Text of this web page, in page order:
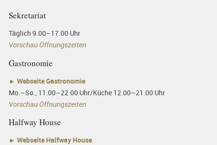
Sekretariat
Täglich 9.00–17.00 Uhr
Vorschau Öffnungszeiten
Gastronomie
► Webseite Gastronomie
Mo.–So., 11.00–22.00 Uhr/Küche 12.00–21.00 Uhr
Vorschau Öffnungszeiten
Halfway House
► Webseite Halfway House